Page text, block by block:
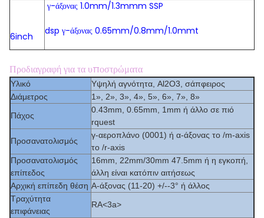
6inch
γ-άξονας 1.0mm/1.3mmm SSP
dsp γ-άξονας 0.65mm/0.8mm/1.0mmt
Προδιαγραφή για τα υποστρώματα
Υλικό
Υψηλή αγνότητα, Al2O3, σάπφειρος
Διάμετρος
1», 2», 3», 4», 5», 6», 7», 8»
Πάχος
0.43mm, 0.65mm, 1mm ή άλλο σε πιό
rquest
Προσανατολισμός
γ-αεροπλάνο (0001) ή α-άξονας το /m-axis
το /r-axis
Προσανατολισμός
επίπεδος
16mm, 22mm/30mm 47.5mm ή η εγκοπή,
άλλη είναι κατόπιν αιτήσεως
Αρχική επίπεδη θέση Α-άξονας (11-20) +/--3° ή άλλος
Τραχύτητα
επιφάνειας
RA<3a>